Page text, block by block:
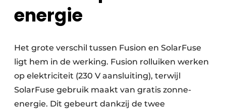
energie
Het grote verschil tussen Fusion en SolarFuse
ligt hem in de werking. Fusion rolluiken werken
op elektriciteit (230 V aansluiting), terwijl
SolarFuse gebruik maakt van gratis zonne-
energie. Dit gebeurt dankzij de twee